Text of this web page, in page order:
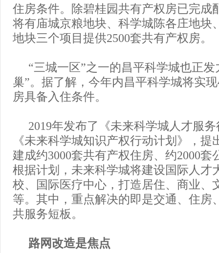
住房条件。除碧桂园共有产权房已完成
将有庙城京粮地块、科学城陈各庄地块
地块三个项目提供2500套共有产权房。
“三城一区”之一的昌平科学城也正发
巢”。据了解，今年内昌平科学城将实
房具备入住条件。
2019年发布了《未来科学城人才服
《未来科学城知识产权行动计划》，提
建成约3000套共有产权住房、约2000套
根据计划，未来科学城将建设国际人才
校、国际医疗中心，打造居住、商业、
等。其中，重点解决的即是交通、住房
共服务短板。
路网改造是焦点